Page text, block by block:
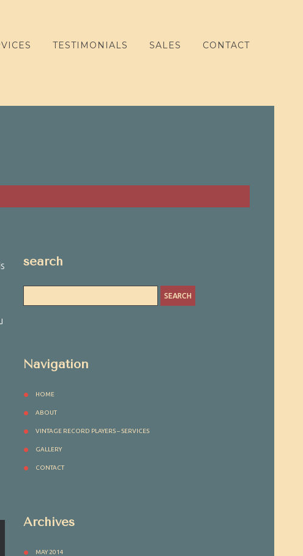
TESTIMONIALS SALES CONTACT
search
Navigation
HOME
ABOUT
VINTAGE RECORD PLAYERS – SERVICES
GALLERY
CONTACT
Archives
MAY 2014